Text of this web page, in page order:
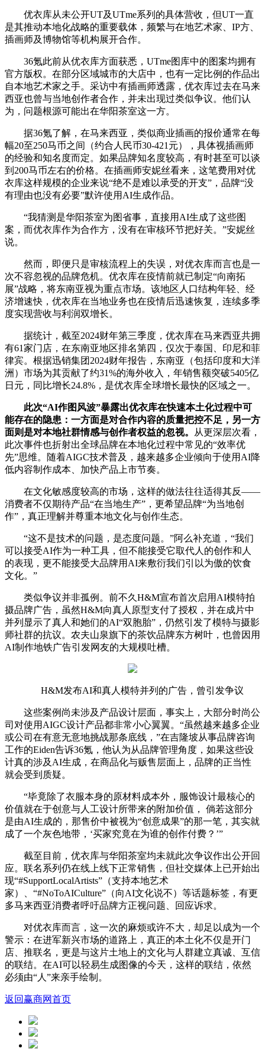
优衣库从未公开UT及UTme系列的具体营收，但UT一直
是其推动本地化战略的重要载体，频繁与在地艺术家、IP方、
插画师及博物馆等机构展开合作。
36氪此前从优衣库方面获悉，UTme图库中的图案均拥有
官方版权。在部分区域城市的大店中，也有一定比例的作品出
自本地艺术家之手。采访中有插画师透露，优衣库过去在马来
西亚也曾与当地创作者合作，并未出现过类似争议。他们认
为，问题根源可能出在华阳茶室这一方。
据36氪了解，在马来西亚，类似商业插画的报价通常在每
幅20至250马币之间（约合人民币30-421元），具体视插画师
的经验和知名度而定。如果品牌知名度较高，有时甚至可以谈
到200马币左右的价格。在插画师安妮丝看来，这笔费用对优
衣库这样规模的企业来说“绝不是难以承受的开支”，品牌“没
有理由也没有必要”默许使用AI生成作品。
“我猜测是华阳茶室为图省事，直接用AI生成了这些图
案，而优衣库作为合作方，没有在审核环节把好关。”安妮丝
说。
然而，即便只是审核流程上的失误，对优衣库而言也是一
次不容忽视的品牌危机。优衣库在疫情前就已制定“向南拓
展”战略，将东南亚视为重点市场。该地区人口结构年轻、经
济增速快，优衣库在当地业务也在疫情后迅速恢复，连续多季
度实现营收与利润双增长。
据统计，截至2024财年第三季度，优衣库在马来西亚共拥
有61家门店，在东南亚地区排名第四，仅次于泰国、印尼和菲
律宾。根据迅销集团2024财年报告，东南亚（包括印度和大洋
洲）市场为其贡献了约31%的海外收入，年销售额突破5405亿
日元，同比增长24.8%，是优衣库全球增长最快的区域之一。
此次“AI作图风波”暴露出优衣库在快速本土化过程中可
能存在的隐患：一方面是对合作内容的质量把控不足，另一方
面则是对本地社群情感与创作者权益的忽视。
从更深层次看，
此次事件也折射出全球品牌在本地化过程中常见的“效率优
先”思维。随着AIGC技术普及，越来越多企业倾向于使用AI降
低内容制作成本、加快产品上市节奏。
在文化敏感度较高的市场，这样的做法往往适得其反——
消费者不仅期待产品“在当地生产”，更希望品牌“为当地创
作”，真正理解并尊重本地文化与创作生态。
“这不是技术的问题，是态度问题。”阿么补充道，“我们
可以接受AI作为一种工具，但不能接受它取代人的创作和人
的表现，更不能接受大品牌用AI来敷衍我们引以为傲的饮食
文化。”
类似争议并非孤例。前不久H&M宣布首次启用AI模特拍
摄品牌广告，虽然H&M向真人原型支付了授权，并在成片中
并列显示了真人和她们的AI“双胞胎”，仍然引发了模特与摄影
师社群的抗议。农夫山泉旗下的茶饮品牌东方树叶，也曾因用
AI制作地铁广告引发网友的大规模吐槽。
H&M发布AI和真人模特并列的广告，曾引发争议
这些案例尚未涉及产品设计层面，事实上，大部分时尚公
司对使用AIGC设计产品都非常小心翼翼。“虽然越来越多企业
或公司在有意无意地挑战那条底线，”在吉隆坡从事品牌咨询
工作的Eiden告诉36氪，他认为从品牌管理角度，如果这些设
计真的涉及AI生成，在商品化与贩售层面上，品牌的正当性
就会受到质疑。
“毕竟除了衣服本身的原材料成本外，服饰设计最核心的
价值就在于创意与人工设计所带来的附加价值， 倘若这部分
是由AI生成的，那售价中被视为“创意成果”的那一笔，其实就
成了一个灰色地带，‘买家究竟在为谁的创作付费？’”
截至目前，优衣库与华阳茶室均未就此次争议作出公开回
应。联名系列仍在线上线下正常销售，但社交媒体上已开始出
现“#SupportLocalArtists”（支持本地艺术
家）、“#NoToAICulture”（向AI文化说不）等话题标签，有更
多马来西亚消费者呼吁品牌方正视问题、回应诉求。
对优衣库而言，这一次的麻烦或许不大，却足以成为一个
警示：在进军新兴市场的道路上，真正的本土化不仅是开门
店、推联名，更是与这片土地上的文化与人群建立真诚、互信
的联结。在AI可以轻易生成图像的今天，这样的联结，依然
必须由“人”来亲手绘制。
返回赢商网首页